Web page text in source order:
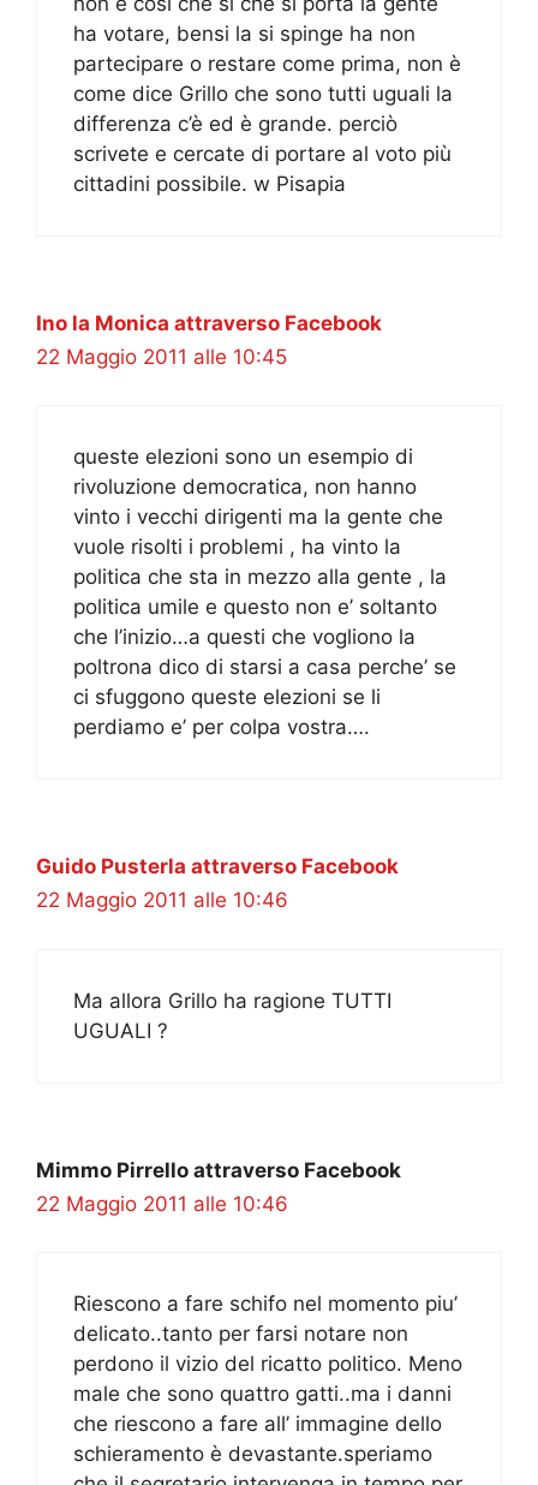
ha votare, bensi la si spinge ha non
partecipare o restare come prima, non è
come dice Grillo che sono tutti uguali la
differenza c’è ed è grande. perciò
scrivete e cercate di portare al voto più
cittadini possibile. w Pisapia
Ino la Monica attraverso Facebook
22 Maggio 2011 alle 10:45
queste elezioni sono un esempio di
rivoluzione democratica, non hanno
vinto i vecchi dirigenti ma la gente che
vuole risolti i problemi , ha vinto la
politica che sta in mezzo alla gente , la
politica umile e questo non e’ soltanto
che l’inizio…a questi che vogliono la
poltrona dico di starsi a casa perche’ se
ci sfuggono queste elezioni se li
perdiamo e’ per colpa vostra….
Guido Pusterla attraverso Facebook
22 Maggio 2011 alle 10:46
Ma allora Grillo ha ragione TUTTI
UGUALI ?
Mimmo Pirrello attraverso Facebook
22 Maggio 2011 alle 10:46
Riescono a fare schifo nel momento piu’
delicato..tanto per farsi notare non
perdono il vizio del ricatto politico. Meno
male che sono quattro gatti..ma i danni
che riescono a fare all’ immagine dello
schieramento è devastante.speriamo